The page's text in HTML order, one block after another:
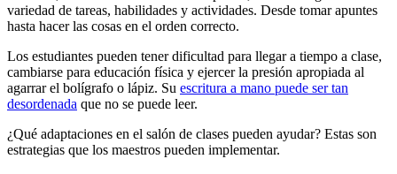
variedad de tareas, habilidades y actividades. Desde tomar apuntes
hasta hacer las cosas en el orden correcto.
Los estudiantes pueden tener dificultad para llegar a tiempo a clase,
cambiarse para educación física y ejercer la presión apropiada al
agarrar el bolígrafo o lápiz. Su escritura a mano puede ser tan
desordenada que no se puede leer.
¿Qué adaptaciones en el salón de clases pueden ayudar? Estas son
estrategias que los maestros pueden implementar.